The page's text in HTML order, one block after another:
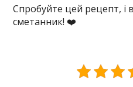
Спробуйте цей рецепт,
сметанник! ❤️